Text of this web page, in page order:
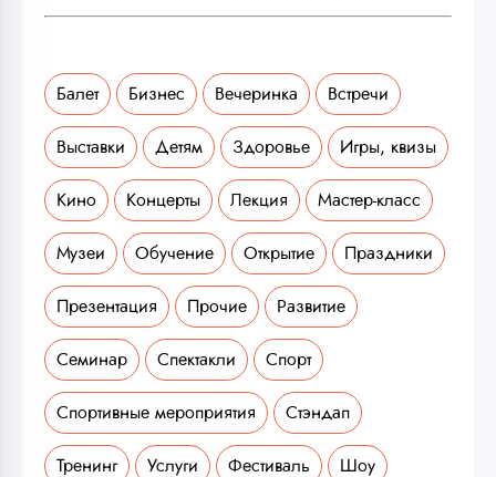
Балет Бизнес Вечеринка Встречи
Выставки Детям Здоровье Игры, квизы
Кино Концерты Лекция Мастер-класс
Музеи Обучение Открытие Праздники
Презентация Прочие Развитие
Семинар Спектакли Спорт
Спортивные мероприятия Стэндап
Тренинг Услуги Фестиваль Шоу